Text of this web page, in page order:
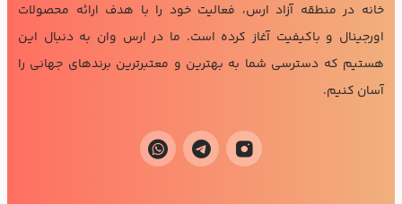
خانه در منطقه آزاد ارس، فعالیت خود را با هدف ارائه محصولات
اورجینال و باکیفیت آغاز کرده است. ما در ارس وان به دنبال این
هستیم که دسترسی شما به بهترین و معتبرترین برندهای جهانی را
آسان کنیم.